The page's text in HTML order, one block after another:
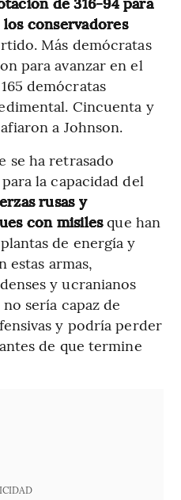
conservadores
Más demócratas
para avanzar en el
demócratas
Cincuenta y
a Johnson.
se ha retrasado
la capacidad del
rusas y
con misilesque han
de energía y
armas,
y ucranianos
sería capaz de
y podría perder
de que termine